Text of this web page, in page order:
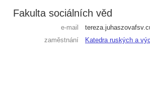
Fakulta sociálních věd
e-mail tereza.juhaszova
zaměstnání
Katedra ruských a